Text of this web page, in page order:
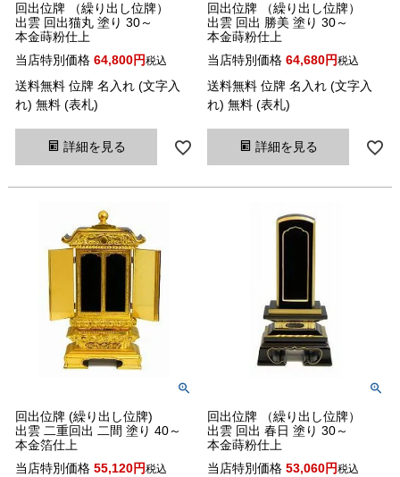
回出位牌 （繰り出し位牌）
出雲 回出猫丸 塗り 30～
本金蒔粉仕上
当店特別価格 64,800 税込
送料無料 位牌 名入れ (文字入
れ) 無料 (表札)
詳細を見る
回出位牌 （繰り出し位牌）
出雲 回出 勝美 塗り 30～
本金蒔粉仕上
当店特別価格 64,680 税込
送料無料 位牌 名入れ (文字入
れ) 無料 (表札)
詳細を見る
回出位牌 (繰り出し位牌)
出雲 二重回出 二間 塗り 40～
本金箔仕上
当店特別価格 55,120 税込
回出位牌 （繰り出し位牌）
出雲 回出 春日 塗り 30～
本金蒔粉仕上
当店特別価格 53,060 税込